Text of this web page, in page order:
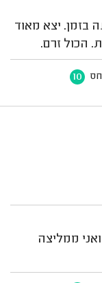
בזמן. יצא מאוד
הכול זרם.
10
ממליצה